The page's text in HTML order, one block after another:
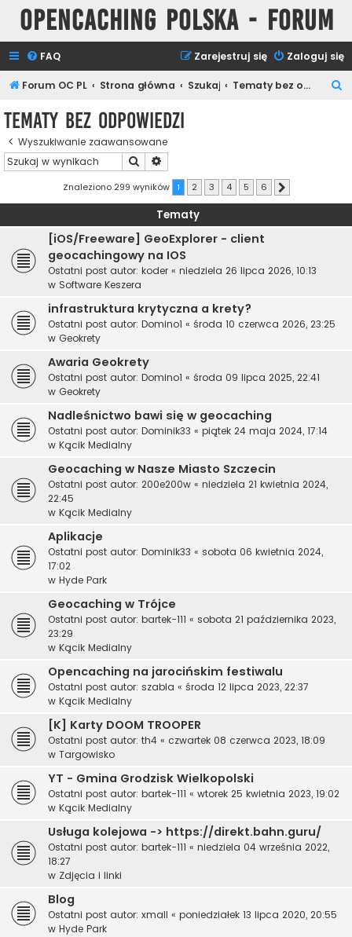
Opencaching Polska - Forum
FAQ Zaloguj się
Zarejestruj się
Forum OC PL Strona główna Szukaj Tematy bez odpowiedzi
Tematy bez odpowiedzi
Wyszukiwanie zaawansowane
Szukaj
Znaleziono 299 wyników 1 2 3 4 5 6
Tematy
[iOS/Freeware] GeoExplorer - client
geocachingowy na IOS
Ostatni post autor: koder « niedziela 26 lipca 2026, 10:13
w Software Keszera
infrastruktura krytyczna a krety?
Ostatni post autor: Domino1 « środa 10 czerwca 2026, 23:25
w Geokrety
Awaria Geokrety
Ostatni post autor: Domino1 « środa 09 lipca 2025, 22:41
w Geokrety
Nadleśnictwo bawi się w geocaching
Ostatni post autor: Dominik33 « piątek 24 maja 2024, 17:14
w Kącik Medialny
Geocaching w Nasze Miasto Szczecin
Ostatni post autor: 200e200w « niedziela 21 kwietnia 2024,
22:45
w Kącik Medialny
Aplikacje
Ostatni post autor: Dominik33 « sobota 06 kwietnia 2024,
17:02
w Hyde Park
Geocaching w Trójce
Ostatni post autor: bartek-111 « sobota 21 października 2023,
23:29
w Kącik Medialny
Opencaching na jarocińskim festiwalu
Ostatni post autor: szabla « środa 12 lipca 2023, 22:37
w Kącik Medialny
[K] Karty DOOM TROOPER
Ostatni post autor: th4 « czwartek 08 czerwca 2023, 18:09
w Targowisko
YT - Gmina Grodzisk Wielkopolski
Ostatni post autor: bartek-111 « wtorek 25 kwietnia 2023, 19:02
w Kącik Medialny
Usługa kolejowa -> https://direkt.bahn.guru/
Ostatni post autor: bartek-111 « niedziela 04 września 2022,
18:27
w Zdjęcia i linki
Blog
Ostatni post autor: xmall « poniedziałek 13 lipca 2020, 20:55
w Hyde Park